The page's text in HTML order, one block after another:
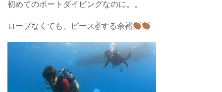
初めてのボートダイビングなのに。。
ロープなくても、ピース✌する余裕